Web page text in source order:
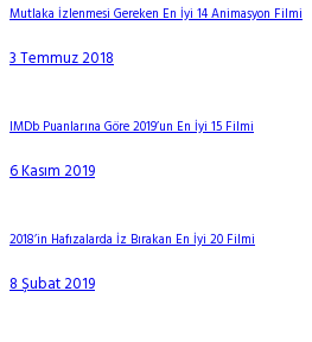
Mutlaka İzlenmesi Gereken En İyi 14 Animasyon Filmi
3 Temmuz 2018
IMDb Puanlarına Göre 2019’un En İyi 15 Filmi
6 Kasım 2019
2018’in Hafızalarda İz Bırakan En İyi 20 Filmi
8 Şubat 2019